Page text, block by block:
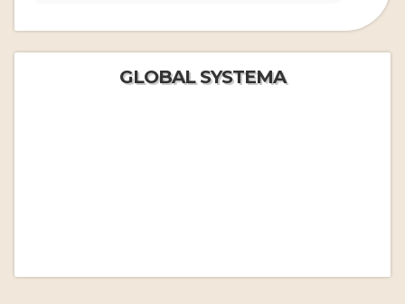
GLOBAL SYSTEMA